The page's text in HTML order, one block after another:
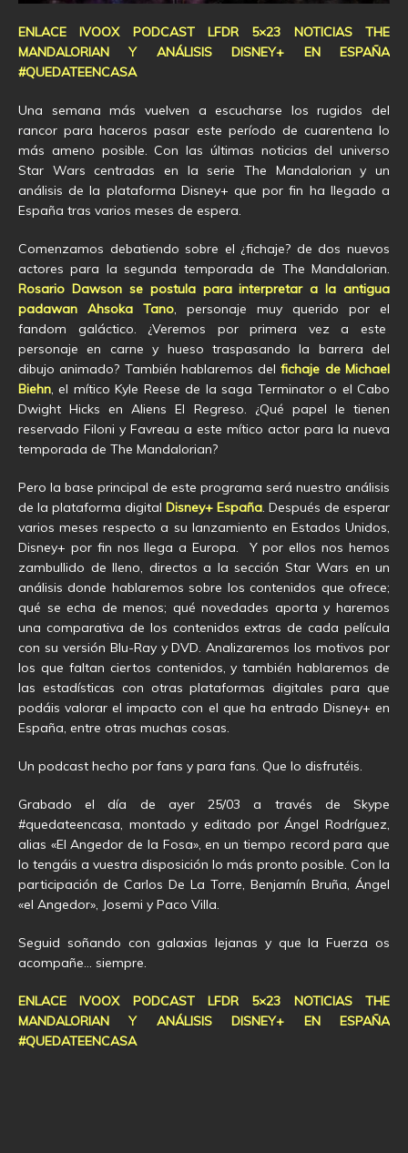
ENLACE IVOOX PODCAST LFDR 5×23 NOTICIAS THE
MANDALORIAN Y ANÁLISIS DISNEY+ EN ESPAÑA
#QUEDATEENCASA
Una semana más vuelven a escucharse los rugidos del
rancor para haceros pasar este período de cuarentena lo
más ameno posible. Con las últimas noticias del universo
Star Wars centradas en la serie The Mandalorian y un
análisis de la plataforma Disney+ que por fin ha llegado a
España tras varios meses de espera.
Comenzamos debatiendo sobre el ¿fichaje? de dos nuevos
actores para la segunda temporada de The Mandalorian.
Rosario Dawson se postula para interpretar a la antigua
padawan Ahsoka Tano, personaje muy querido por el
fandom galáctico. ¿Veremos por primera vez a este
personaje en carne y hueso traspasando la barrera del
dibujo animado? También hablaremos delfichaje de Michael
Biehn, el mítico Kyle Reese de la saga Terminator o el Cabo
Dwight Hicks en Aliens El Regreso. ¿Qué papel le tienen
reservado Filoni y Favreau a este mítico actor para la nueva
temporada de The Mandalorian?
Pero la base principal de este programa será nuestro análisis
de la plataforma digital Disney+ España. Después de esperar
varios meses respecto a su lanzamiento en Estados Unidos,
Disney+ por fin nos llega a Europa. Y por ellos nos hemos
zambullido de lleno, directos a la sección Star Wars en un
análisis donde hablaremos sobre los contenidos que ofrece;
qué se echa de menos; qué novedades aporta y haremos
una comparativa de los contenidos extras de cada película
con su versión Blu-Ray y DVD. Analizaremos los motivos por
los que faltan ciertos contenidos, y también hablaremos de
las estadísticas con otras plataformas digitales para que
podáis valorar el impacto con el que ha entrado Disney+ en
España, entre otras muchas cosas.
Un podcast hecho por fans y para fans. Que lo disfrutéis.
Grabado el día de ayer 25/03 a través de Skype
#quedateencasa, montado y editado por Ángel Rodríguez,
alias «El Angedor de la Fosa», en un tiempo record para que
lo tengáis a vuestra disposición lo más pronto posible. Con la
participación de Carlos De La Torre, Benjamín Bruña, Ángel
«el Angedor», Josemi y Paco Villa.
Seguid soñando con galaxias lejanas y que la Fuerza os
acompañe… siempre.
ENLACE IVOOX PODCAST LFDR 5×23 NOTICIAS THE
MANDALORIAN Y ANÁLISIS DISNEY+ EN ESPAÑA
#QUEDATEENCASA